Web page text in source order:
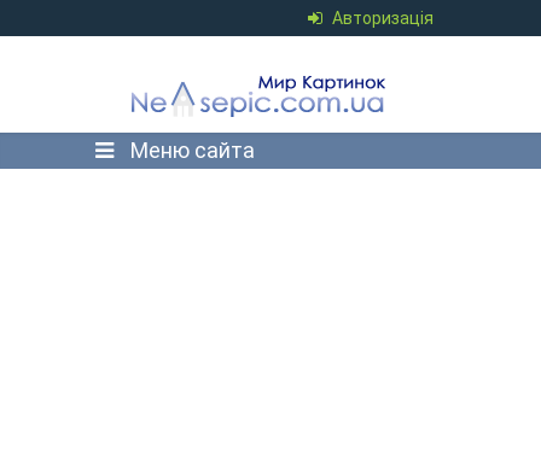
Авторизація
Меню сайта